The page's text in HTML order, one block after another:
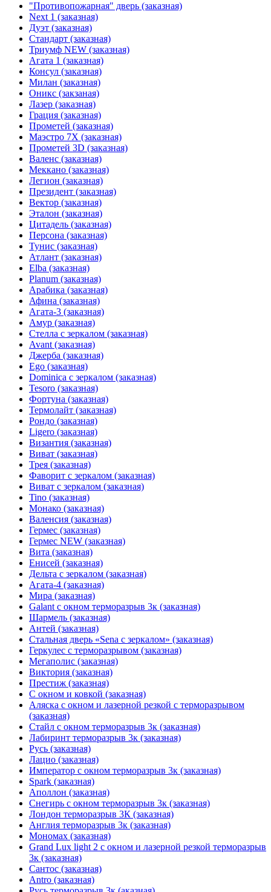
"Противопожарная" дверь (заказная)
Next 1 (заказная)
Дуэт (заказная)
Стандарт (заказная)
Триумф NEW (заказная)
Агата 1 (заказная)
Консул (заказная)
Милан (заказная)
Оникс (закзаная)
Лазер (заказная)
Грация (заказная)
Прометей (заказная)
Маэстро 7Х (заказная)
Прометей 3D (заказная)
Валенс (заказная)
Меккано (заказная)
Легион (заказная)
Президент (заказная)
Вектор (заказная)
Эталон (заказная)
Цитадель (заказная)
Персона (заказная)
Тунис (заказная)
Атлант (заказная)
Elba (заказная)
Planum (заказная)
Арабика (заказная)
Афина (заказная)
Агата-3 (заказная)
Амур (заказная)
Стелла с зеркалом (заказная)
Avant (заказная)
Джерба (заказная)
Ego (заказная)
Dominica с зеркалом (заказная)
Tesoro (заказная)
Фортуна (заказная)
Термолайт (заказная)
Рондо (заказная)
Ligero (заказная)
Византия (заказная)
Виват (заказная)
Трея (заказная)
Фаворит с зеркалом (заказная)
Виват с зеркалом (заказная)
Tino (заказная)
Монако (заказная)
Валенсия (заказная)
Гермес (заказная)
Гермес NEW (заказная)
Вита (заказная)
Енисей (заказная)
Дельта с зеркалом (заказная)
Агата-4 (заказная)
Мира (заказная)
Galant с окном терморазрыв 3к (заказная)
Шармель (заказная)
Антей (заказная)
Стальная дверь «Sena с зеркалом» (заказная)
Геркулес с терморазрывом (заказная)
Мегаполис (заказная)
Виктория (заказная)
Престиж (заказная)
С окном и ковкой (заказная)
Аляска с окном и лазерной резкой с терморазрывом
(заказная)
Стайл с окном терморазрыв 3к (заказная)
Лабиринт терморазрыв 3к (заказная)
Русь (заказная)
Лацио (заказная)
Император с окном терморазрыв 3к (заказная)
Spark (заказная)
Аполлон (заказная)
Снегирь с окном терморазрыв 3к (заказная)
Лондон терморазрыв 3К (заказная)
Англия терморазрыв 3к (заказная)
Мономах (заказная)
Grand Lux light 2 с окном и лазерной резкой терморазрыв
3к (заказная)
Сантос (заказная)
Antro (заказная)